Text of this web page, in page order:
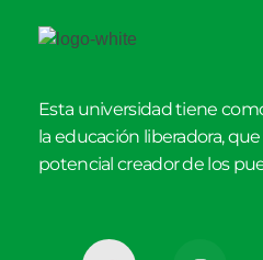
Esta universidad tiene
la educación liberadora,
potencial creador de los